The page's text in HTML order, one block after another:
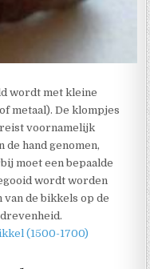
wordt met kleine
metaal). De klompjes
voornamelijk
de hand genomen,
moet een bepaalde
wordt worden
van de bikkels op de
(1500-1700)